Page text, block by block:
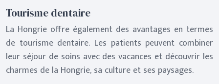
Tourisme dentaire
La Hongrie offre également des avantages en termes
de tourisme dentaire. Les patients peuvent combiner
leur séjour de soins avec des vacances et découvrir les
charmes de la Hongrie, sa culture et ses paysages.